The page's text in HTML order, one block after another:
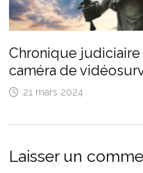
Chronique judiciaire
caméra de
21 mars 2024
Laisser un